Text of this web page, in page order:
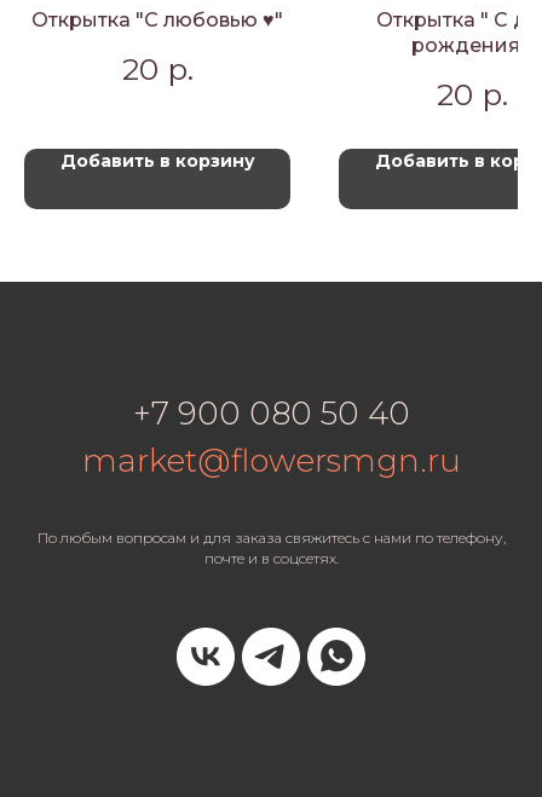
Открытка "С любовью ♥"
20 р.
Добавить в корзину
Открытка " С
рождения!"
20 р.
Добавить в
+7 900 080 50 40
market@flowersmgn.ru
По любым вопросам и для заказа свяжитесь с нами по телефону,
почте и в соцсетях.